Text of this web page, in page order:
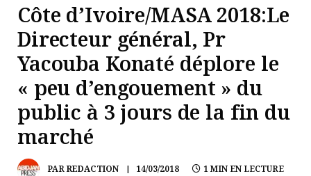
Côte d’Ivoire/MASA 2018:Le
Directeur général, Pr
Yacouba Konaté déplore le
« peu d’engouement » du
public à 3 jours de la fin du
marché
PARREDACTION 14/03/2018 1 MIN EN LECTURE